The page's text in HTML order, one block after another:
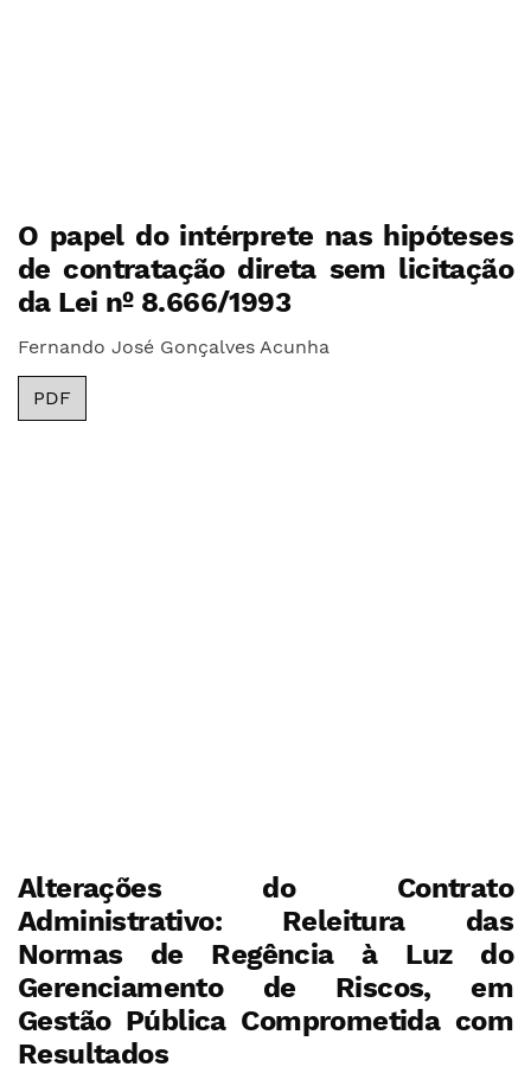
O papel do intérprete nas hipóteses
de contratação direta sem licitação
da Lei nº 8.666/1993
Fernando José Gonçalves Acunha
PDF
Alterações do Contrato
Administrativo: Releitura das
Normas de Regência à Luz do
Gerenciamento de Riscos, em
Gestão Pública Comprometida com
Resultados